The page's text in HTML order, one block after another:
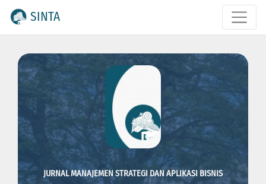
SINTA
JURNAL MANAJEMEN STRATEGI DAN APLIKASI BISNIS